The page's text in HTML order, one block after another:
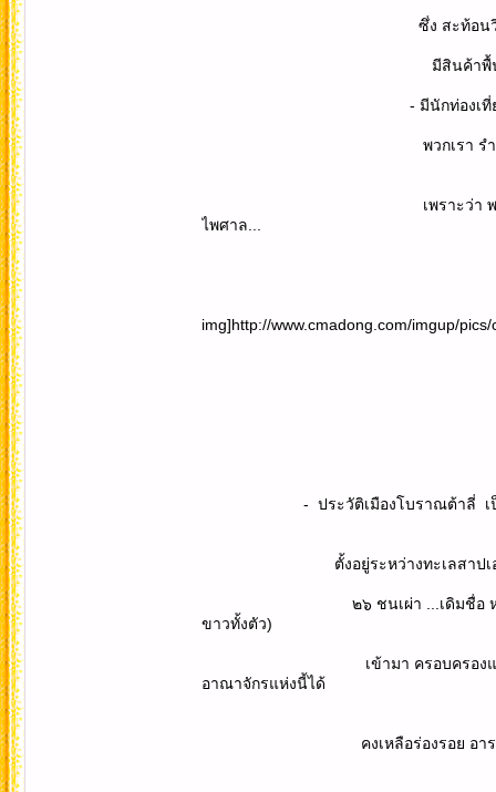
ซึ่ง สะท้อนวิถีชีวิตของชาวเมือ
มีสินค้าพื้นเมือง จำพวกหัตถก
- มีนักท่องเที่ยวชาวจีนพากัน
พวกเรา รำพึงว่า...เฉพาะชา
เพราะว่า พลเมืองของจีน ก็ต
ไพศาล...
img]http://www.cmadong.com/imgup/
- ประวัติเมืองโบราณต้าลี่ เป็นเขตป
ตั้งอยู่ระหว่างทะเลสาปเอ๋อไห่ กับ
๒๖ ชนเผ่า ...เดิมชื่อ หนันเจา..หรื
ขาวทั้งตัว)
เข้ามา ครอบครองและ สถาปนา
อาณาจักรแห่งนี้ได้
คงเหลือร่องรอย อารยธรรมเก่า